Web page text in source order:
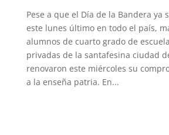
Pese a que el Día de la Bandera ya
este lunes último en todo el país,
alumnos de cuarto grado de
privadas de la santafesina ciudad
renovaron este miércoles su
a la enseña patria. En...